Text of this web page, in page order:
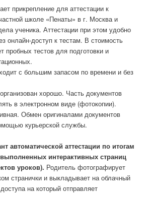
прикрепление для аттестации к
школе «Пенаты» в г. Москва и
ученика. Аттестации при этом удобно
онлайн-доступ к тестам. В стоимость
пробных тестов для подготовки и
с большим запасом по времени и без
хорошо. Часть документов
в электронном виде (фотокопии).
Обмен оригиналами документов
курьерской службы.
автоматической аттестации по итогам
интерактивных страниц
уроков). Родитель фотографирует
странички и выкладывает на облачный
на который отправляет